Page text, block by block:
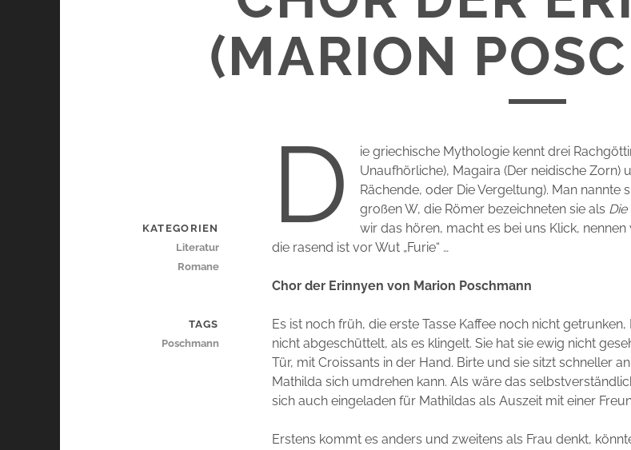
(MARION
D
ie griechische Mythologie kennt drei
Unaufhörliche), Magaira (Der neidische Zorn)
Rächende, oder Die Vergeltung). Man nannte
großen W, die Römer bezeichneten sie als Die
wir das hören, macht es bei uns Klick,
die rasend ist vor Wut „Furie“ …
Chor der Erinnyen von Marion Poschmann
Es ist noch früh, die erste Tasse Kaffee noch nicht
nicht abgeschüttelt, als es klingelt. Sie hat sie ewig nicht
Tür, mit Croissants in der Hand. Birte und sie sitzt schneller
Mathilda sich umdrehen kann. Als wäre das
sich auch eingeladen für Mathildas als Auszeit mit einer
Erstens kommt es anders und zweitens als Frau denkt,
KATEGORIEN
Literatur
Romane
TAGS
Poschmann